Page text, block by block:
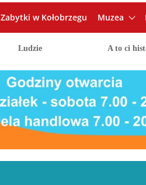
Zabytki w Kołobrzegu Muzea
Ludzie A to ci